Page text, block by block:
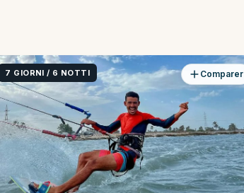
7 GIORNI / 6 NOTTI Comparer